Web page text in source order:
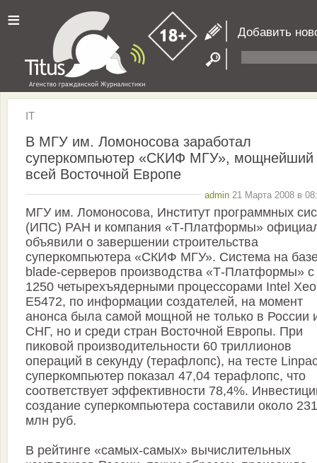
≡ Добавить
IT
В МГУ им. Ломоносова заработал
суперкомпьютер «СКИФ МГУ», мощнейший
всей Восточной Европе
admin 21 Марта 2008 в
МГУ им. Ломоносова, Институт программных
(ИПС) РАН и компания «Т-Платформы»
объявили о завершении строительства
суперкомпьютера «СКИФ МГУ». Система на
blade-серверов производства «Т-Платформы» с
1250 четырехъядерными процессорами Intel
E5472, по информации создателей, на момент
анонса была самой мощной не только в России
СНГ, но и среди стран Восточной Европы. При
пиковой производительности 60 триллионов
операций в секунду (терафлопс), на тесте
суперкомпьютер показал 47,04 терафлопс, что
соответствует эффективности 78,4%.
создание суперкомпьютера составили около 231
млн руб.
В рейтинге «самых-самых» вычислительных